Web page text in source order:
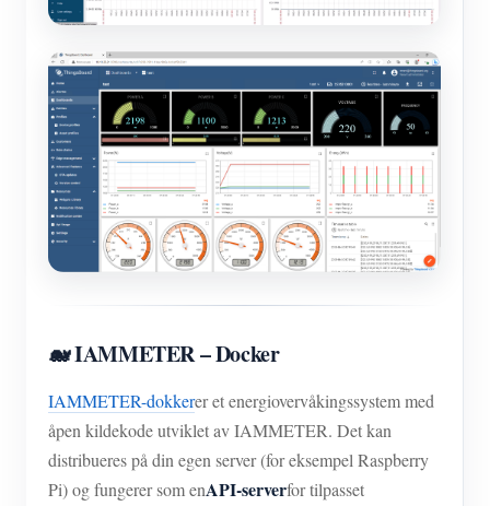
🐋 IAMMETER – Docker
IAMMETER-dokkerer et energiovervåkingssystem med
åpen kildekode utviklet av IAMMETER. Det kan
distribueres på din egen server (for eksempel Raspberry
Pi) og fungerer som enAPI-serverfor tilpasset